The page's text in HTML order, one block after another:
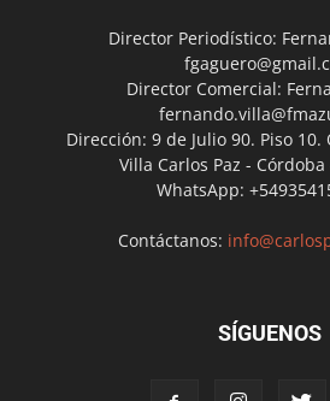
Director Periodístico:
Director Comercial:
Dirección: 9 de Julio 90. Piso 10.
Villa Carlos Paz -
WhatsApp:
Contáctanos:
SÍGUENOS